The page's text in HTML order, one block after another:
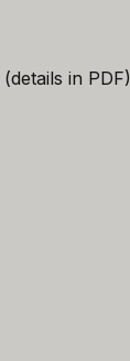
in PDF)